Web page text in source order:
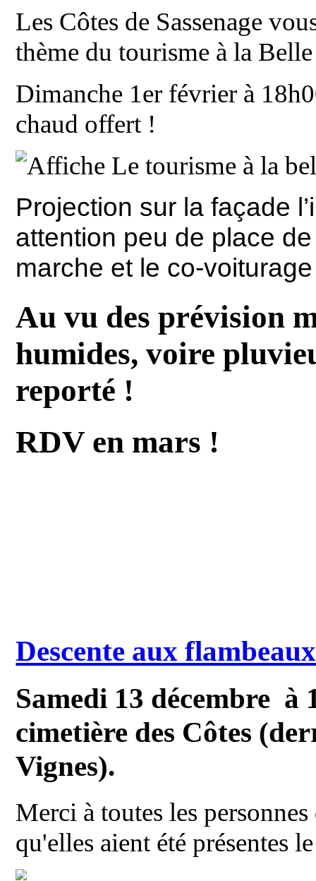
Les Côtes de Sassenage
thème du tourisme à la
Dimanche 1er février à
chaud offert !
Projection sur la façade
attention peu de place
marche et le co-
Au vu des prévision
humides, voire
reporté !
RDV en mars !
Descente aux
Samedi 13 décembre à
cimetière des Côtes
Vignes).
Merci à toutes les
qu'elles aient été présentes